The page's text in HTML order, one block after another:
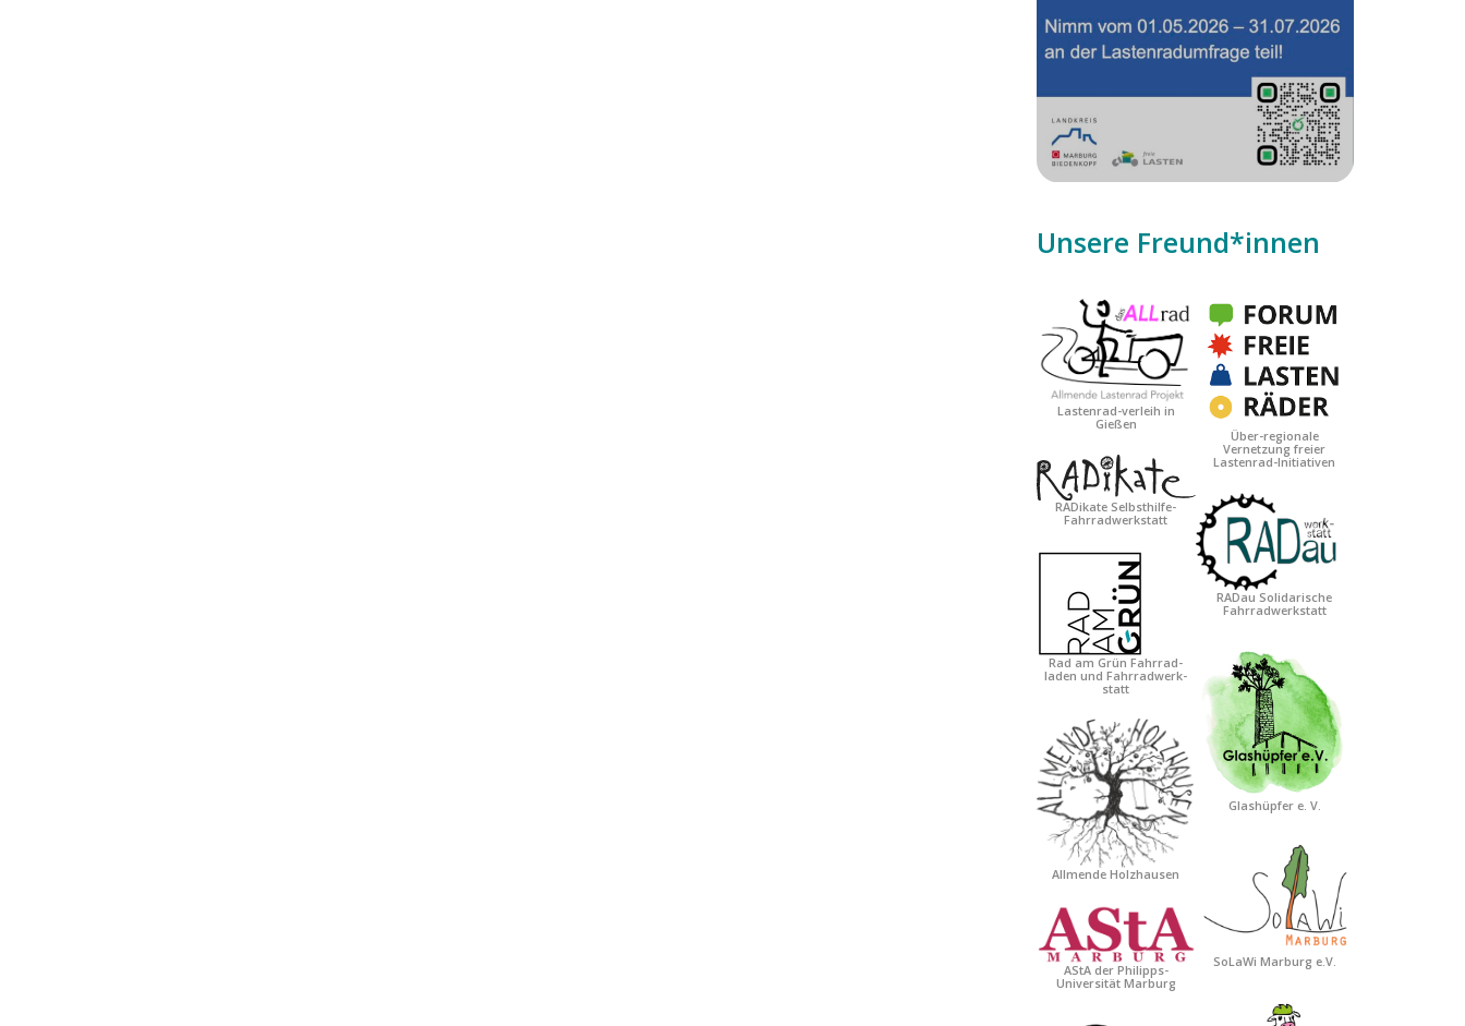
Date
Unsere Freund*innen
Lastenrad-verleih in
Gießen
RADikate Selbsthilfe-
Fahrradwerkstatt
Rad am Grün Fahrrad-
laden und Fahrradwerk-
statt
Allmende Holzhausen
AStA der Philipps-
Universität Marburg
Über-regionale
Vernetzung freier
Lastenrad-Initiativen
RADau Solidarische
Fahrradwerkstatt
Glashüpfer e. V.
SoLaWi Marburg e.V.